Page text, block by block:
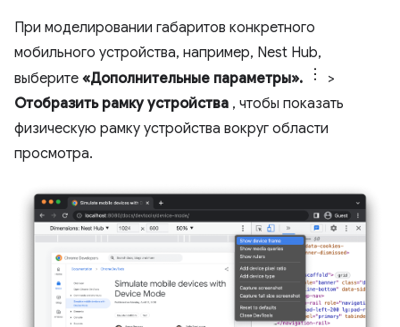
При моделировании габаритов конкретного
мобильного устройства, например, Nest Hub,
выберите «Дополнительные параметры».
>
Отобразить рамку устройства , чтобы показать
физическую рамку устройства вокруг области
просмотра.